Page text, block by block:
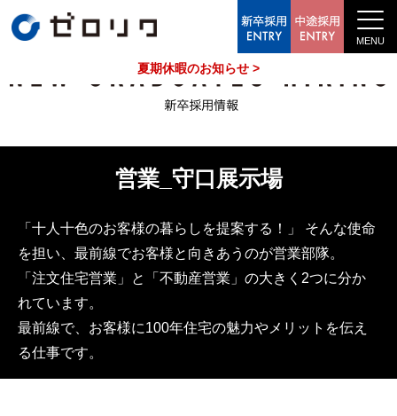
中途採用情報
夏期休暇のお知らせ >
営業_守口展示場
「十人十色のお客様の暮らしを提案する！」 そんな使命
を担い、最前線でお客様と向きあうのが営業部隊。
「注文住宅営業」と「不動産営業」の大きく2つに分か
れています。
最前線で、お客様に100年住宅の魅力やメリットを伝え
る仕事です。